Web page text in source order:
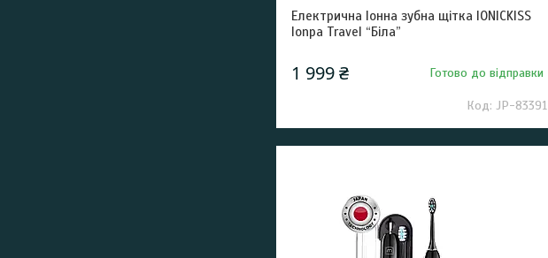
Електрична Іонна зубна щітка IONICKISS
Ionpa Travel “Біла”
1 999 ₴ Готово до відправки
JP-83391